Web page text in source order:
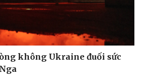
Kể chuyện cho bé
Hạt giống tâm hồn
không Ukraine đuối sức